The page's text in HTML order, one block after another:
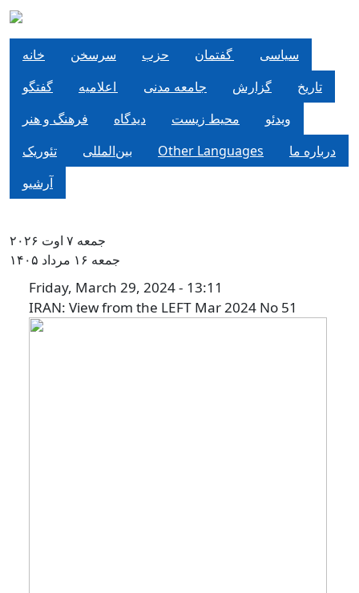
Skip to main content
خانه سرسخن حزب
سياسی
گفتگو
جامعه مدنی گزارش
تاریخ
فرهنگ و هنر
دیدگاه محیط زیست
ویدئو
تئوریک
بین‌المللی Other Languages
درباره ما
آرشیو
جمعه ۷ اوت ۲۰۲۶
جمعه ۱۶ مرداد ۱۴۰۵
IRAN: View from the LEFT Mar
Friday, March 29, 2024 - 13:11
IRAN: View from the LEFT Mar 2024 No 51